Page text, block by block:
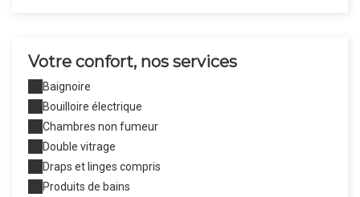
Votre confort, nos services
Baignoire
Bouilloire électrique
Chambres non fumeur
Double vitrage
Draps et linges compris
Produits de bains